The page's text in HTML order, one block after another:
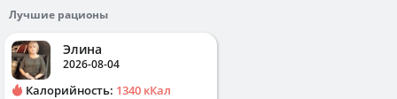
Лучшие рационы
Элина
2026-08-04
Калорийность: 1340 кКал